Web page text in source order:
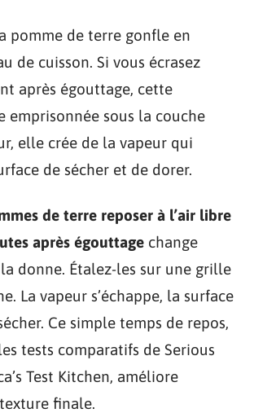
pomme de terre gonfle en
de cuisson. Si vous écrasez
après égouttage, cette
emprisonnée sous la couche
elle crée de la vapeur qui
de sécher et de dorer.
de terre reposer à l’air libre
après égouttage change
donne. Étalez-les sur une grille
La vapeur s’échappe, la surface
Ce simple temps de repos,
tests comparatifs de Serious
Test Kitchen, améliore
finale.